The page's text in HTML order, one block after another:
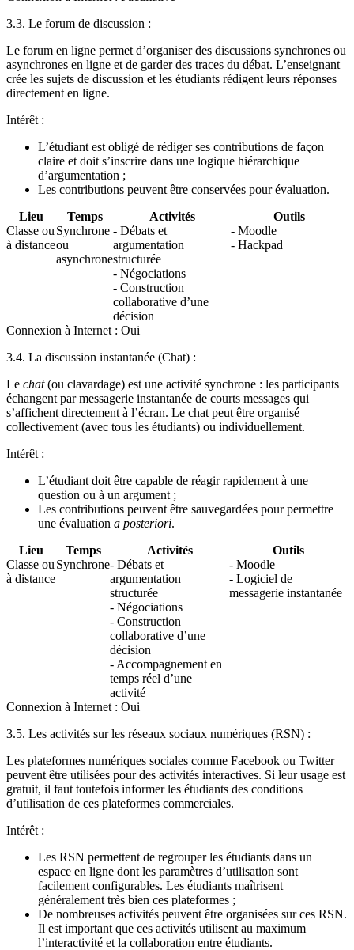
3.3. Le forum de discussion :
Le forum en ligne permet d’organiser des discussions synchrones ou
asynchrones en ligne et de garder des traces du débat. L’enseignant
crée les sujets de discussion et les étudiants rédigent leurs réponses
directement en ligne.
Intérêt :
L’étudiant est obligé de rédiger ses contributions de façon
claire et doit s’inscrire dans une logique hiérarchique
d’argumentation ;
Les contributions peuvent être conservées pour évaluation.
Lieu
Temps Activités
Outils
Classe ou
à distance
Synchrone
ou
asynchrone
- Débats et
argumentation
structurée
- Négociations
- Construction
collaborative d’une
décision
- Moodle
- Hackpad
Connexion à Internet : Oui
3.4. La discussion instantanée (Chat) :
Le chat(ou clavardage) est une activité synchrone : les participants
échangent par messagerie instantanée de courts messages qui
s’affichent directement à l’écran. Le chat peut être organisé
collectivement (avec tous les étudiants) ou individuellement.
Intérêt :
L’étudiant doit être capable de réagir rapidement à une
question ou à un argument ;
Les contributions peuvent être sauvegardées pour permettre
une évaluation a posteriori.
Lieu
Temps Activités
Outils
Classe ou
à distance
Synchrone- Débats et
argumentation
structurée
- Négociations
- Construction
collaborative d’une
décision
- Accompagnement en
temps réel d’une
activité
- Moodle
- Logiciel de
messagerie instantanée
Connexion à Internet : Oui
3.5. Les activités sur les réseaux sociaux numériques (RSN) :
Les plateformes numériques sociales comme Facebook ou Twitter
peuvent être utilisées pour des activités interactives. Si leur usage est
gratuit, il faut toutefois informer les étudiants des conditions
d’utilisation de ces plateformes commerciales.
Intérêt :
Les RSN permettent de regrouper les étudiants dans un
espace en ligne dont les paramètres d’utilisation sont
facilement configurables. Les étudiants maîtrisent
généralement très bien ces plateformes ;
De nombreuses activités peuvent être organisées sur ces RSN.
Il est important que ces activités utilisent au maximum
l’interactivité et la collaboration entre étudiants.